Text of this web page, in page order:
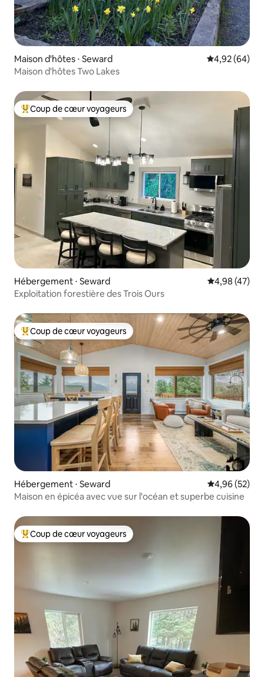
Maison d'hôtes ⋅ Seward Évaluation
4,92 (64)
Maison d'hôtes Two Lakes
Coups de cœur voyageurs les plus appréciés
Coup de cœur voyageurs
Hébergement ⋅ Seward Évaluation
4,98 (47)
Exploitation forestière des Trois Ours
Coups de cœur voyageurs les plus appréciés
Coup de cœur voyageurs
Hébergement ⋅ Seward Évaluation
4,96 (52)
Maison en épicéa avec vue sur l'océan et superbe cuisine
Coups de cœur voyageurs les plus appréciés
Coup de cœur voyageurs